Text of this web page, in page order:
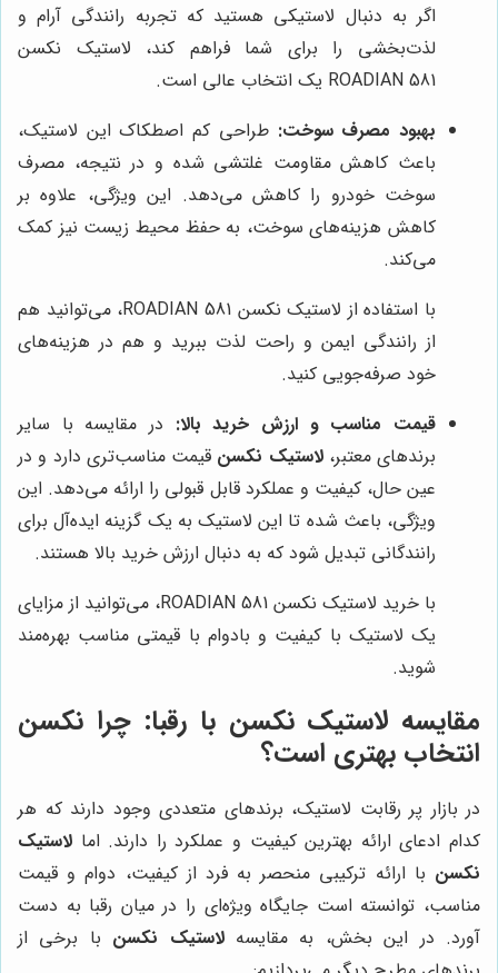
اگر به دنبال لاستیکی هستید که تجربه رانندگی آرام و
لذت‌بخشی را برای شما فراهم کند، لاستیک نکسن
ROADIAN 581 یک انتخاب عالی است.
بهبود مصرف سوخت: طراحی کم اصطکاک این لاستیک،
باعث کاهش مقاومت غلتشی شده و در نتیجه، مصرف
سوخت خودرو را کاهش می‌دهد. این ویژگی، علاوه بر
کاهش هزینه‌های سوخت، به حفظ محیط زیست نیز کمک
می‌کند.
با استفاده از لاستیک نکسن ROADIAN 581، می‌توانید هم
از رانندگی ایمن و راحت لذت ببرید و هم در هزینه‌های
خود صرفه‌جویی کنید.
قیمت مناسب و ارزش خرید بالا: در مقایسه با سایر
برندهای معتبر،لاستیک نکسن قیمت مناسب‌تری دارد و در
عین حال، کیفیت و عملکرد قابل قبولی را ارائه می‌دهد. این
ویژگی، باعث شده تا این لاستیک به یک گزینه ایده‌آل برای
رانندگانی تبدیل شود که به دنبال ارزش خرید بالا هستند.
با خرید لاستیک نکسن ROADIAN 581، می‌توانید از مزایای
یک لاستیک با کیفیت و بادوام با قیمتی مناسب بهره‌مند
شوید.
مقایسه لاستیک نکسن با رقبا: چرا نکسن
انتخاب بهتری است؟
در بازار پر رقابت لاستیک، برندهای متعددی وجود دارند که هر
کدام ادعای ارائه بهترین کیفیت و عملکرد را دارند. اما لاستیک
نکسن با ارائه ترکیبی منحصر به فرد از کیفیت، دوام و قیمت
مناسب، توانسته است جایگاه ویژه‌ای را در میان رقبا به دست
آورد. در این بخش، به مقایسهلاستیک نکسن با برخی از